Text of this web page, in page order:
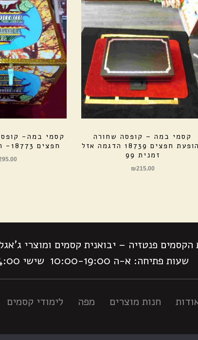
קסמי במה – קופסה שחורה
להופעת חפצים 18739 הדגמה אזל
זמנית 99
₪215.00
קסמי במה-
חפצים 18773- הדגמה אזל 99
פנטזיה – יבואנית קסמים ומוצרי
שעות פתיחה: א-ה 10:00-19:00 שישי 10:00-14:00
חנות מוצרים מפה לימודי קסמים